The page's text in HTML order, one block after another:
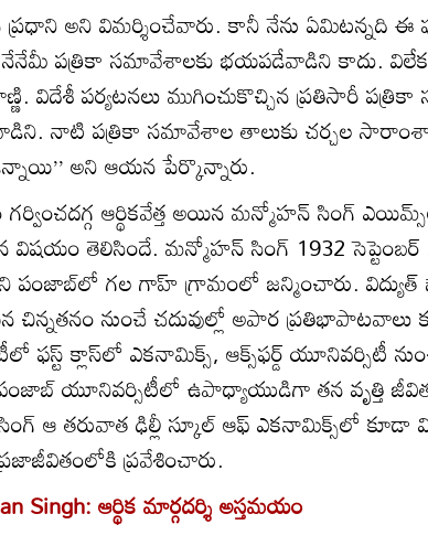
ప్రధాని అని విమర్శించేవారు. కానీ నేను ఏమిటన్నది ఈ
నేనేమీ పత్రికా సమావేశాలకు భయపడేవాడిని కాదు.
విదేశీ పర్యటనలు ముగించుకొచ్చిన ప్రతిసారీ
నాటి పత్రికా సమావేశాల తాలుకు చర్చల
అని ఆయన పేర్కొన్నారు.
ఆర్థికవేత్త అయిన మన్మోహన్ సింగ్
విషయం తెలిసిందే. మన్మోహన్ సింగ్ 1932
పంజాబ్‌లో గల గాహ్ గ్రామంలో జన్మించారు.
చిన్నతనం నుంచే చదువుల్లో అపార ప్రతిభాపాటవాలు
ఫస్ట్‌ క్లాస్‌లో ఎకనామిక్స్, ఆక్స్‌ఫర్డ్ యూనివర్సిటీ
యూనివర్సిటీలో ఉపాధ్యాయుడిగా తన వృత్తి
ఆ తరువాత ఢిల్లీ స్కూల్ ఆఫ్ ఎకనామిక్స్‌లో కూడా
ప్రవేశించారు.
Singh: ఆర్థిక మార్గదర్శి అస్తమయం